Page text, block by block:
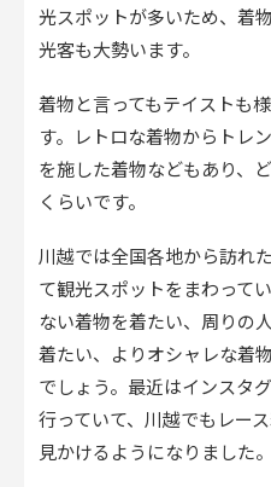
光スポットが多いため、着
光客も大勢います。
着物と言ってもテイストも
す。レトロな着物からトレ
を施した着物などもあり、
くらいです。
川越では全国各地から訪れ
て観光スポットをまわって
ない着物を着たい、周りの
着たい、よりオシャレな着
でしょう。最近はインスタ
行っていて、川越でもレー
見かけるようになりました。